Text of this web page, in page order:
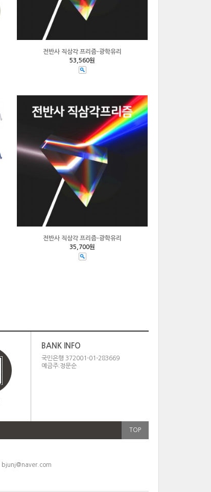
전반사 직삼각 프리즘-광학유리
53,560원
전반사 직삼각 프리즘-광학유리
35,700원
BANK INFO
국민은행 372001-01-283669
예금주:정문순
TOP
bjunj@naver.com